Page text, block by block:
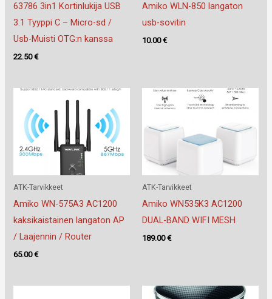
63786 3in1 Kortinlukija USB
3.1 Tyyppi C – Micro-sd /
Usb-Muisti OTG:n kanssa
22.50€
Amiko WLN-850 langaton
usb-sovitin
10.00€
ATK-Tarvikkeet
Amiko WN-575A3 AC1200
kaksikaistainen langaton AP
/ Laajennin / Router
65.00€
ATK-Tarvikkeet
Amiko WN535K3 AC1200
DUAL-BAND WIFI MESH
189.00€